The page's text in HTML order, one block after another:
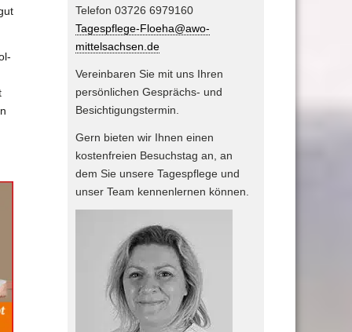
Telefon 03726 6979160
Tagespflege-Floeha@awo-
mittelsachsen.de
Vereinbaren Sie mit uns Ihren
persönlichen Gesprächs- und
Besichtigungstermin.
Gern bieten wir Ihnen einen
kostenfreien Besuchstag an, an
dem Sie unsere Tagespflege und
unser Team kennenlernen können.